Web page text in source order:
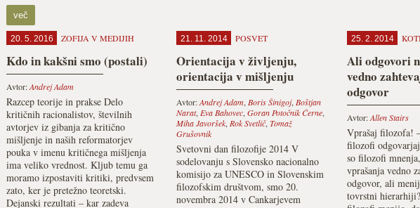
več
20. 5. 2016 ZOFIJA V MEDIJIH
Kdo in kakšni smo (postali)
Avtor:Andrej Adam
Razcep teorije in prakse Delo
kritičnih racionalistov, številnih
avtorjev iz gibanja za kritično
mišljenje in naših reformatorjev
pouka v imenu kritičnega mišljenja
ima veliko vrednost. Kljub temu ga
moramo izpostaviti kritiki, predvsem
zato, ker je pretežno teoretski.
Dejanski rezultati – kar zadeva
21. 11. 2014 POSVET
Orientacija v življenju,
orientacija v mišljenju
Avtor:Andrej Adam, Boris Šinigoj, Boštjan
Narat, Eva Bahovec, Goran Potočnik Černe,
Miha Javoršek, Rok Svetlič, Tomaž
Grušovnik
Svetovni dan filozofije 2014 V
sodelovanju s Slovensko nacionalno
komisijo za UNESCO in Slovenskim
filozofskim društvom, smo 20.
novembra 2014 v Cankarjevem
25. 2. 2014
Ali odgovori
vedno
odgovor
Avtor:Allen Stairs
Vprašaj filozofa!
filozofi
so filozofi
vprašanja vedno
odgovor, ali
tovrstni